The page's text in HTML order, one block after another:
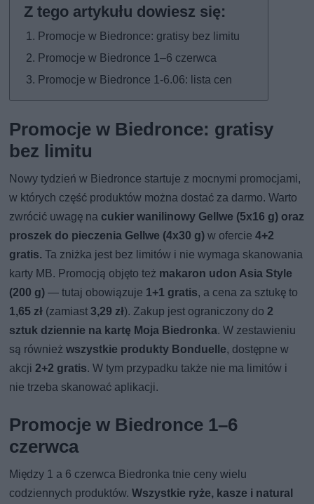
Promocje w Biedronce: gratisy bez limitu
Promocje w Biedronce 1–6 czerwca
Promocje w Biedronce 1-6.06: lista cen
Promocje w Biedronce: gratisy
bez limitu
Nowy tydzień w Biedronce startuje z mocnymi promocjami,
w których część produktów można dostać za darmo. Warto
zwrócić uwagę na cukier wanilinowy Gellwe (5x16 g) oraz
proszek do pieczenia Gellwe (4x30 g) w ofercie4+2
gratis. Ta zniżka jest bez limitów i nie wymaga skanowania
karty MB. Promocją objęto też makaron udon Asia Style
(200 g) — tutaj obowiązuje 1+1 gratis, a cena za sztukę to
1,65 zł (zamiast3,29 zł). Zakup jest ograniczony do2
sztuk dziennie na kartę Moja Biedronka. W zestawieniu
są równieżwszystkie produkty Bonduelle, dostępne w
akcji2+2 gratis. W tym przypadku także nie ma limitów i
nie trzeba skanować aplikacji.
Promocje w Biedronce 1–6
czerwca
Między 1 a 6 czerwca Biedronka tnie ceny wielu
codziennych produktów.Wszystkie ryże, kasze i natural